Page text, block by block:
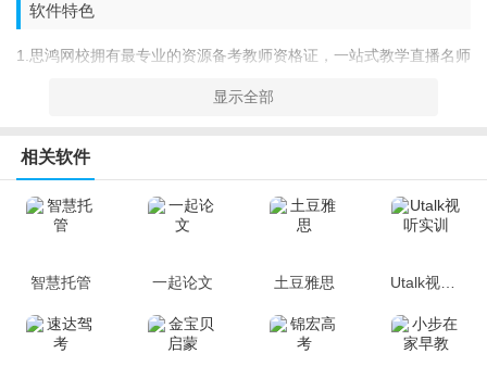
软件特色
1.思鸿网校拥有最专业的资源备考教师资格证，一站式教学直播名师
堂，高效学习。
3.优秀的学习历史实时记录和上报，让您及时了解学习进度，科学规
软件点评
思鸿网校是让每一位中小学幼儿园备课老师轻松通过考试的神器。
它汇聚了海量优质学习资源和专业教师指导，让你随时随地在家学
显示全部
相关软件
智慧托管 一起论文 土豆雅思